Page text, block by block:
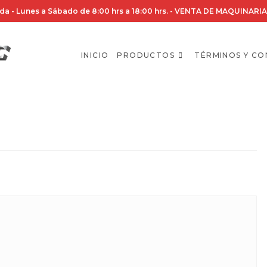
Lunes a Sábado de 8:00 hrs a 18:00 hrs. - VENTA DE MAQUINARIA
INICIO PRODUCTOS TÉRMINOS Y